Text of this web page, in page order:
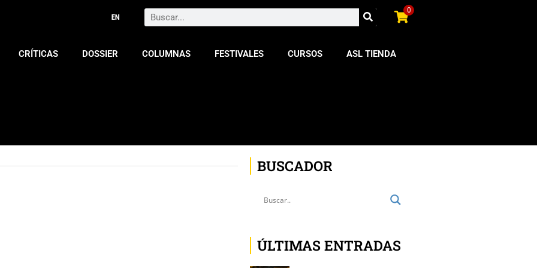
Search 0
CRÍTICAS DOSSIER COLUMNAS FESTIVALES CURSOS ASL TIENDA
BUSCADOR
ÚLTIMAS ENTRADAS